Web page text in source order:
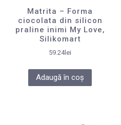
Matrita – Forma
ciocolata din silicon
praline inimi My Love,
Silikomart
59.24lei
Adaugă în coș